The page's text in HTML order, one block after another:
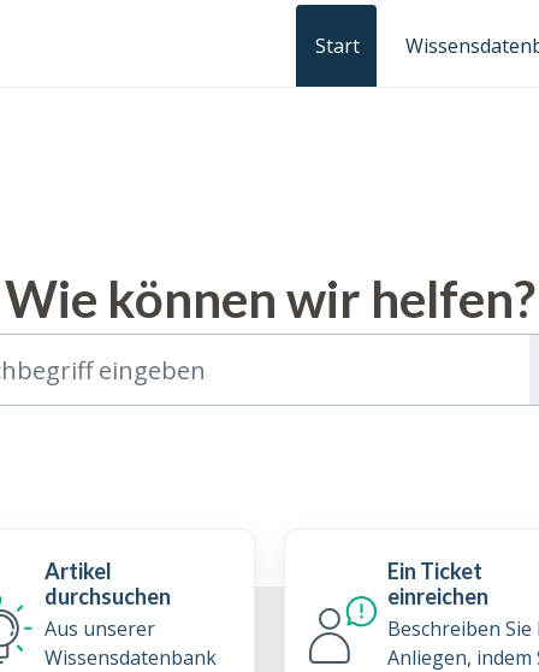
Start
Wie können wir helfen?
Artikel
durchsuchen
Aus unserer
Wissensdatenbank
Ein Ticket
einreichen
Beschreiben Sie
Anliegen, indem